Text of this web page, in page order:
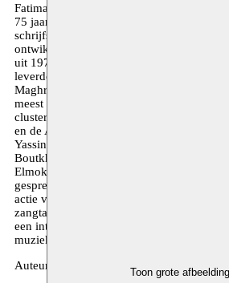
Toon grote afbeelding
Fatima Mernissi overleed op 30
75 jaar geworden. Als vooraanstaande
schrijfster, was Fatima Mernissi van groot
ontwikkeling van het feminisme in de
uit 1975, Achter de sluier. De islam en de
leverde haar de bijnaam ‘de Simone de
Maghreb’ op. The Guardian riep haar uit
meest invloedrijke Arabische vrouwen.
cluster macht, gender en islam en slaat
en de Arabische wereld. Tijdens de
Yassin Adnan ( dichter, romanschrijver en
Boutkhil (Professor Université Mohamed
Elmokhtari ( Professor Université
gesprek over hun relatie met het denken
actie van Fatima Mernissi. Afsluitend
zangtalent Abeer Al Abed en het
een intens en aangrijpend programma
muziek.
Auteur Yassin Adnan schreef
deze tekst